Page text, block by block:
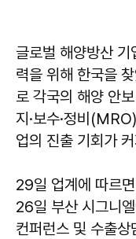
글로벌 해양방산
력을 위해 한국을
로 각국의 해양 안
지·보수·정비
업의 진출 기회가
29일 업계에 따르
26일 부산 시그니
컨퍼런스 및 수출